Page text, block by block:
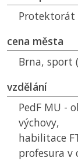
Protektorát
cena města
Brna, sport
vzdělání
PedF MU -
výchovy,
habilitace
profesura v